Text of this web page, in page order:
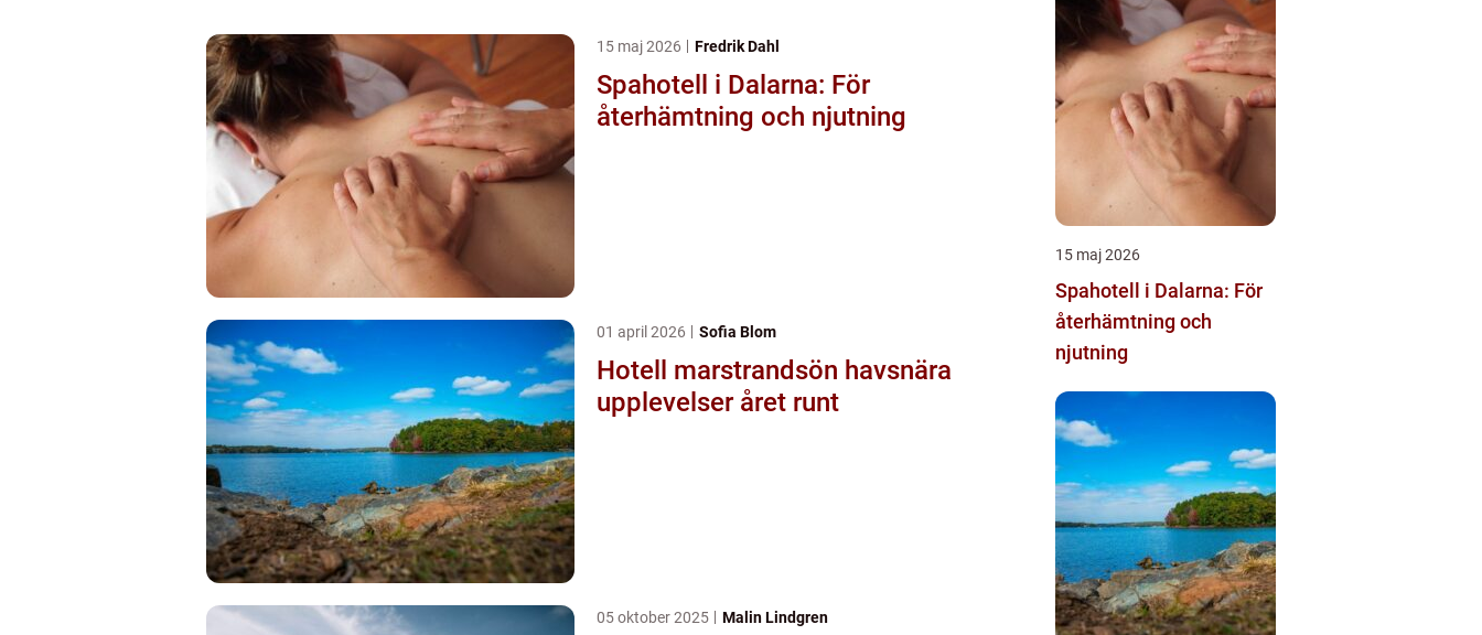
15 maj 2026 Fredrik Dahl
Spahotell i Dalarna: För
återhämtning och njutning
01 april 2026 Sofia Blom
Hotell marstrandsön havsnära
upplevelser året runt
05 oktober 2025 Malin Lindgren
15 maj 2026
Spahotell i Dalarna: För
återhämtning och
njutning